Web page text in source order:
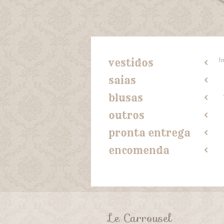
vestidos 2
saias 2
blusas 2
outros 2
pronta entrega 2
encomenda 2
Le Carrousel